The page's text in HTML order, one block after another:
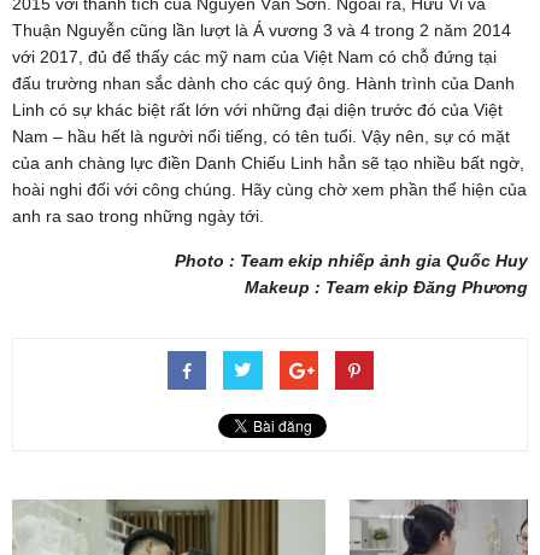
Thuận Nguyễn cũng lần lượt là Á vương 3 và 4 trong 2 năm 2014
với 2017, đủ để thấy các mỹ nam của Việt Nam có chỗ đứng tại
đấu trường nhan sắc dành cho các quý ông. Hành trình của Danh
Linh có sự khác biệt rất lớn với những đại diện trước đó của Việt
Nam – hầu hết là người nổi tiếng, có tên tuổi. Vậy nên, sự có mặt
của anh chàng lực điền Danh Chiếu Linh hẳn sẽ tạo nhiều bất ngờ,
hoài nghi đối với công chúng. Hãy cùng chờ xem phần thể hiện của
anh ra sao trong những ngày tới.
Photo : Team ekip nhiếp ảnh gia Quốc Huy
Makeup : Team ekip Đăng Phương